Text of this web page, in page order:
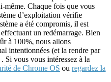
même. Chaque fois que vous
d’exploitation vérifie
a été compromis, il est
un redémarrage. Bien
à 100%, nous allons
intentionnées (et la rendre par
Si vous vous intéressez à la
de Chrome OS ou regardez la